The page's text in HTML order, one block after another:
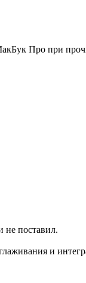
Про при
не поставил.
и